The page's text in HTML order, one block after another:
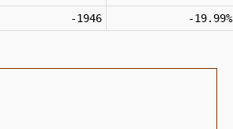
-1946 -19.99%